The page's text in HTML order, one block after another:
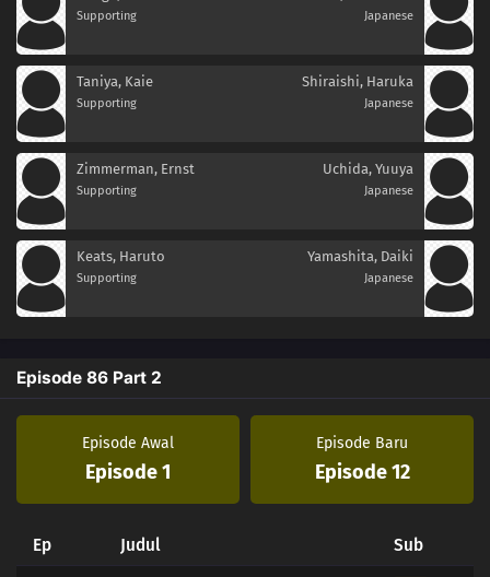
Supporting Japanese
Taniya, Kaie
Supporting
Shiraishi, Haruka
Japanese
Zimmerman, Ernst
Supporting
Uchida, Yuuya
Japanese
Keats, Haruto
Supporting
Yamashita, Daiki
Japanese
Episode 86 Part 2
Episode Awal
Episode 1
Episode Baru
Episode 12
Ep Judul Sub